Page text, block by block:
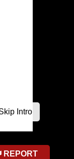
REPORT